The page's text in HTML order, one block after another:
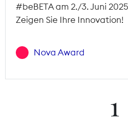
#beBETA am 2./3. Juni
Zeigen Sie Ihre Innovation!
Nova Award
1